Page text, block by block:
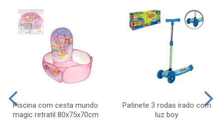
Piscina com cesta mundo
magic retratil 80x75x70cm
Patinete 3 rodas irado com
luz boy